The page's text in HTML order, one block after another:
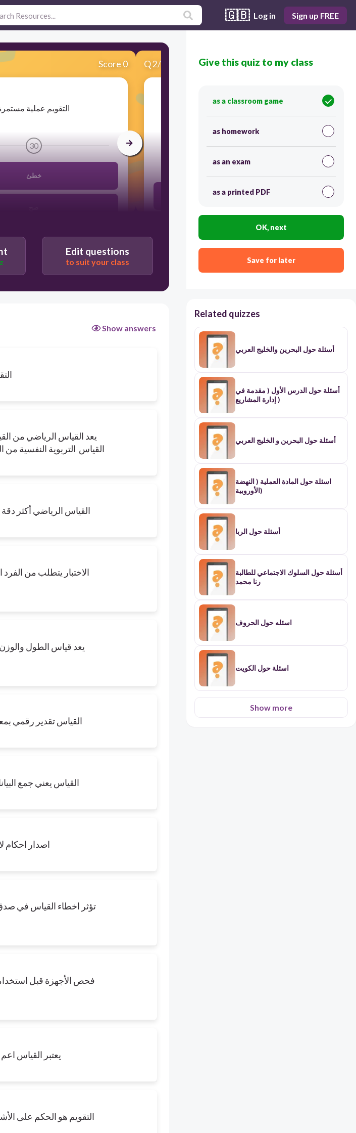
🇬🇧 Log in Sign up FREE
Score 0
​التقويم عملية
30
خطئ
Q2/12 Score 0
القياس التربوية النفسية من القياسات الغير
مباشرة؟
30
صح
Edit questions
to suit your class
Show answers
يعد القياس الرياضي من
القياس التربوية النفسية من
القياس الرياضي أكثر
الاختبار يتطلب من
يعد قياس الطول
القياس تقدير رقمي
القياس يعني جمع
اصدار احكام
تؤثر اخطاء القياس في
فحص الأجهزة قبل
يعتبر القياس
التقويم هو الحكم على
Give this quiz to my class
as a classroom game
as homework
as an exam
as a printed PDF
OK, next
Save for later
Related quizzes
أسئلة حول البحرين والخليج العربي
أسئلة حول الدرس الأول ( مقدمة في
إدارة المشاريع )
أسئلة حول البحرين و الخليج العربي
اسئلة حول المادة العملية ( النهضة
الأوروبية)
أسئلة حول الربا
أسئلة حول السلوك الاجتماعي للطالبة
رنا محمد
اسئله حول الحروف
اسئلة حول الكويت
Show more